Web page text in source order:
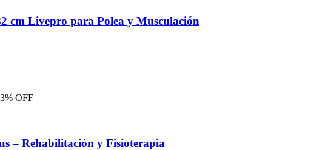
cm Livepro para Polea y Musculación
OFF
– Rehabilitación y Fisioterapia